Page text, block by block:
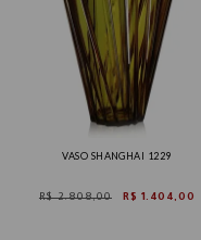
VASO SHANGHAI 1229
R$ 2.808,00 R$ 1.404,00